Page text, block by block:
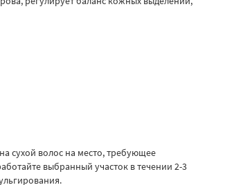
сухой волос на место, требующее
выбранный участок в течении 2-3